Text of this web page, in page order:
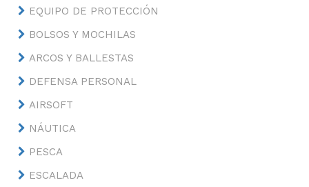
EQUIPO DE PROTECCIÓN
BOLSOS Y MOCHILAS
ARCOS Y BALLESTAS
DEFENSA PERSONAL
AIRSOFT
NÁUTICA
PESCA
ESCALADA